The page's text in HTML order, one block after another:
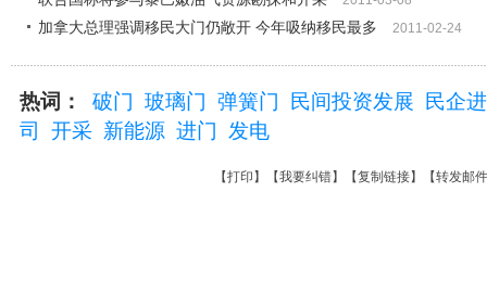
加拿大总理强调移民大门仍敞开 今年吸纳移民最多 2011-02-24
热词： 破门 玻璃门 弹簧门 民间投资发展
民企
司
开采 新能源 进门 发电
【打印 】【我要纠错】【复制链接】【转发邮件